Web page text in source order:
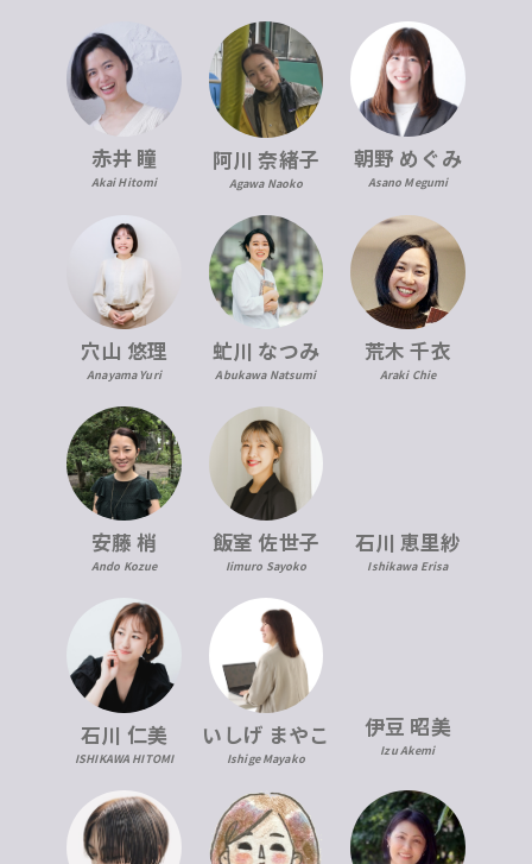
赤井 瞳
Akai Hitomi
阿川 奈緒子
Agawa Naoko
朝野 めぐみ
Asano Megumi
穴山 悠理
Anayama Yuri
虻川 なつみ
Abukawa Natsumi
荒木 千衣
Araki Chie
安藤 梢
Ando Kozue
飯室 佐世子
Iimuro Sayoko
石川 恵里紗
Ishikawa Erisa
石川 仁美
ISHIKAWA HITOMI
いしげ まやこ
Ishige Mayako
伊豆 昭美
Izu Akemi